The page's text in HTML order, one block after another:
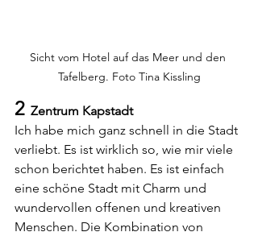
Sicht vom Hotel auf das Meer und den
Tafelberg. Foto Tina Kissling
2
  Zentrum Kapstadt
Ich habe mich ganz schnell in die Stadt
verliebt. Es ist wirklich so, wie mir viele
schon berichtet haben. Es ist einfach
eine schöne Stadt mit Charm und
wundervollen offenen und kreativen
Menschen. Die Kombination von